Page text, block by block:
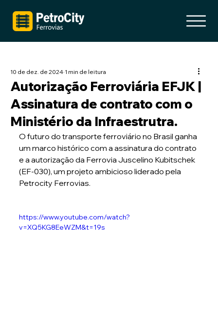
Autorização Ferroviária EFJK |
Assinatura de contrato com o
Ministério da Infraestrutra.
10 de dez. de 2024 1 min de leitura
O futuro do transporte ferroviário no Brasil ganha
um marco histórico com a assinatura do contrato
e a autorização da Ferrovia Juscelino Kubitschek
(EF-030), um projeto ambicioso liderado pela
Petrocity Ferrovias.
https://www.youtube.com/watch?
v=XQ5KG8EeWZM&t=19s